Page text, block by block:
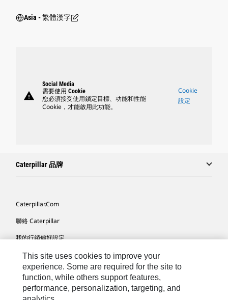
Asia - 繁體漢字
warning
Social Media
需要使用 Cookie
您必須接受使用鎖定目標、功能和性能
Cookie，才能啟用此功能。
Cookie
設定
Caterpillar 品牌
Caterpillar.com
聯絡 Caterpillar
我的行銷偏好設定
網站地圖
Cookie Settings
法律
This site uses cookies to improve your
experience. Some are required for the site to
function, while others support features,
performance, personalization, targeting, and